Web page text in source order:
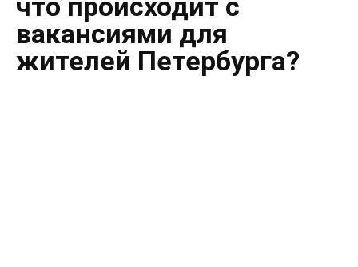
что происходит с
вакансиями для
жителей Петербурга?